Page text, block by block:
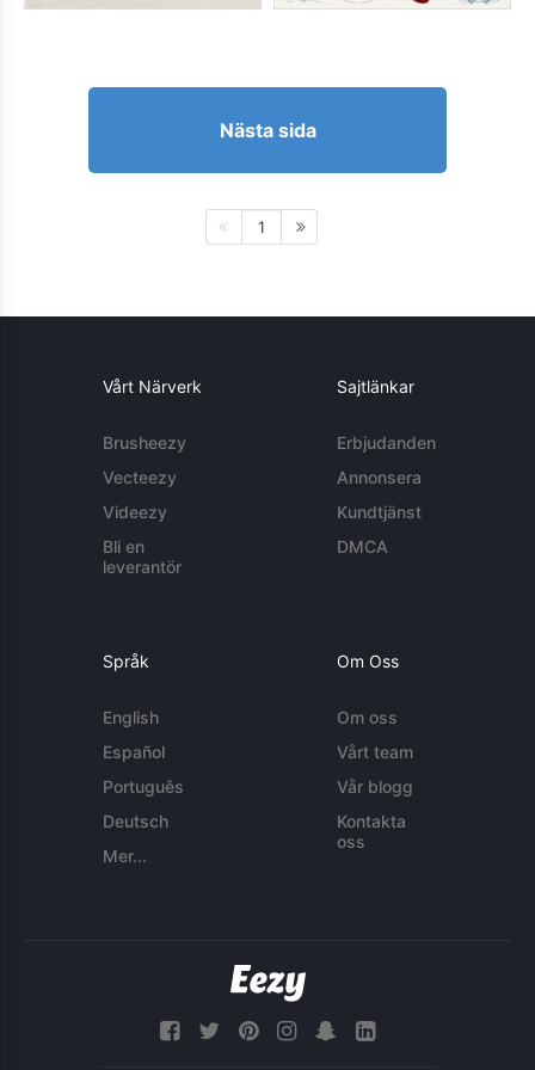
Nästa sida
1
Vårt Närverk
Brusheezy
Vecteezy
Videezy
Bli en
leverantör
Sajtlänkar
Erbjudanden
Annonsera
Kundtjänst
DMCA
Språk
English
Español
Português
Deutsch
Mer...
Om Oss
Om oss
Vårt team
Vår blogg
Kontakta
oss